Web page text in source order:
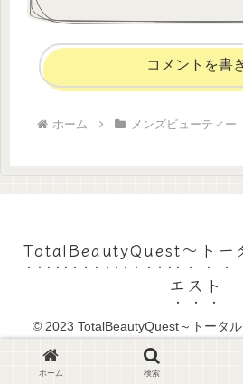
コメントを書
ホーム メンズビューティー
TotalBeautyQuest～トー
エスト
© 2023 TotalBeautyQuest～トータル
ホーム 検索